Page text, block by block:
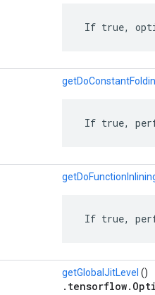
If true,
If true,
If true,
getGlobalJitLevel ()